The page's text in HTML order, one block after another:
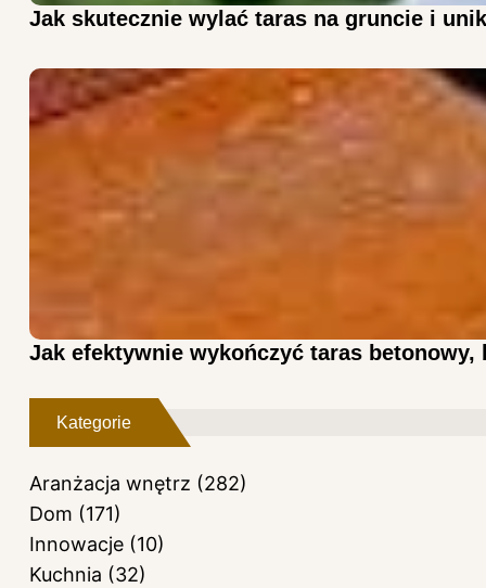
Jak skutecznie wylać taras na gruncie i
Jak efektywnie wykończyć taras
Kategorie
Aranżacja wnętrz (282)
Dom (171)
Innowacje (10)
Kuchnia (32)